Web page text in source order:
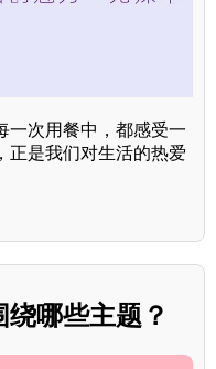
一次用餐中，都感受一
正是我们对生活的热爱
哪些主题？